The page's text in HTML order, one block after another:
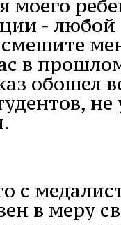
моего
-
смешите
в
обошел
с
в меру